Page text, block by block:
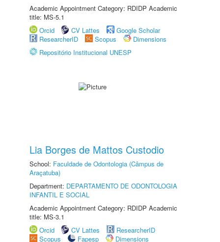
Academic Appointment Category: RDIDP Academic
title: MS-5.1
Orcid
CV Lattes
Google Scholar
ResearcherID
Scopus
Dimensions
Repositório Institucional UNESP
Lia Borges de Mattos Custodio
School: Faculdade de Odontologia (Câmpus de
Araçatuba)
Department: DEPARTAMENTO DE ODONTOLOGIA
INFANTIL E SOCIAL
Academic Appointment Category: RDIDP Academic
title: MS-3.1
Orcid
CV Lattes
ResearcherID
Scopus
Fapesp Dimensions